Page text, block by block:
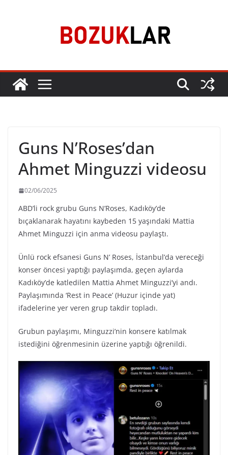
Guns N’Roses’dan
Ahmet Minguzzi videosu
02/06/2025
ABD’li rock grubu Guns N’Roses, Kadıköy’de
bıçaklanarak hayatını kaybeden 15 yaşındaki Mattia
Ahmet Minguzzi için anma videosu paylaştı.
Ünlü rock efsanesi Guns N’ Roses, İstanbul’da vereceği
konser öncesi yaptığı paylaşımda, geçen aylarda
Kadıköy’de katledilen Mattia Ahmet Minguzzi’yi andı.
Paylaşımında ‘Rest in Peace’ (Huzur içinde yat)
ifadelerine yer veren grup takdir topladı.
Grubun paylaşımı, Minguzzi’nin konsere katılmak
istediğini öğrenmesinin üzerine yaptığı öğrenildi.